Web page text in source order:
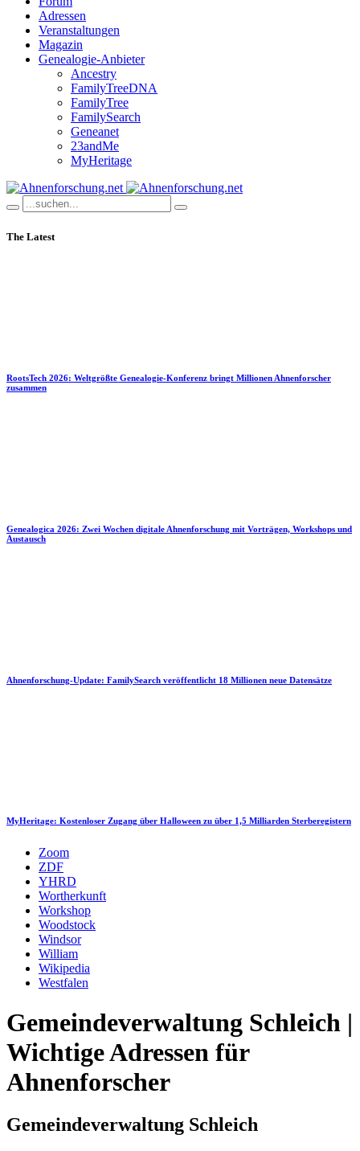
Adressen
Veranstaltungen
Magazin
Genealogie-Anbieter
Ancestry
FamilyTreeDNA
FamilyTree
FamilySearch
Geneanet
23andMe
MyHeritage
The Latest
RootsTech 2026: Weltgrößte Genealogie-Konferenz bringt Millionen Ahnenforscher
zusammen
Genealogica 2026: Zwei Wochen digitale Ahnenforschung mit Vorträgen, Workshops und
Austausch
Ahnenforschung-Update: FamilySearch veröffentlicht 18 Millionen neue Datensätze
MyHeritage: Kostenloser Zugang über Halloween zu über 1,5 Milliarden Sterberegistern
Zoom
ZDF
YHRD
Wortherkunft
Workshop
Woodstock
Windsor
William
Wikipedia
Westfalen
Gemeindeverwaltung Schleich |
Wichtige Adressen für
Ahnenforscher
Gemeindeverwaltung Schleich